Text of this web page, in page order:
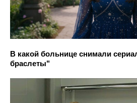
В какой больнице снимали
браслеты"